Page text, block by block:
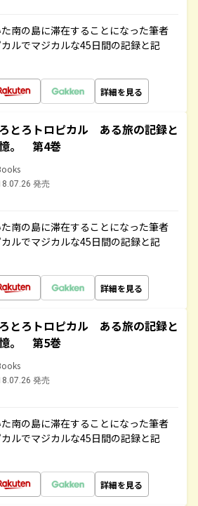
南の島に滞在することになった筆者
ルでマジカルな45日間の記録と記
詳細を見る
とろトロピカル ある旅の記録と
。 第4巻
発売
南の島に滞在することになった筆者
ルでマジカルな45日間の記録と記
詳細を見る
とろトロピカル ある旅の記録と
。 第5巻
発売
南の島に滞在することになった筆者
ルでマジカルな45日間の記録と記
詳細を見る